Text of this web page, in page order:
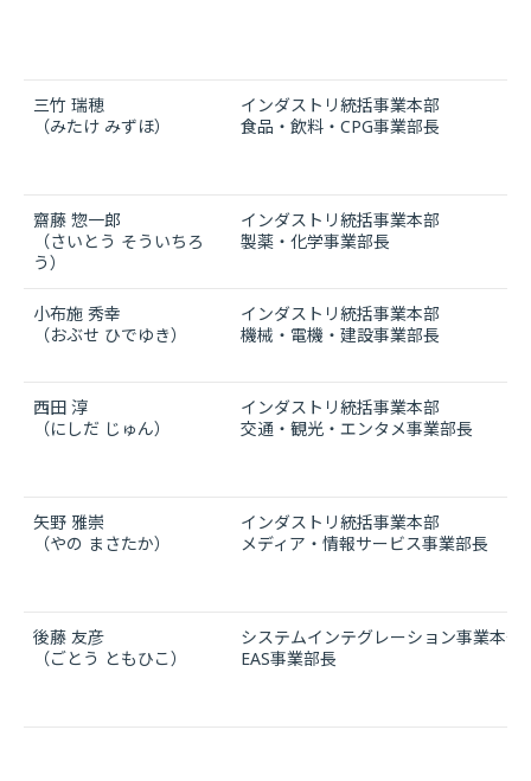
三竹 瑞穂
（みたけ みずほ）
インダストリ統括事業本部
食品・飲料・CPG事業部長
齋藤 惣一郎
（さいとう そういちろ
う）
インダストリ統括事業本部
製薬・化学事業部長
小布施 秀幸
（おぶせ ひでゆき）
インダストリ統括事業本部
機械・電機・建設事業部長
西田 淳
（にしだ じゅん）
インダストリ統括事業本部
交通・観光・エンタメ事業部長
矢野 雅崇
（やの まさたか）
インダストリ統括事業本部
メディア・情報サービス事業部長
後藤 友彦
（ごとう ともひこ）
システムインテグレーション事業本部
EAS事業部長